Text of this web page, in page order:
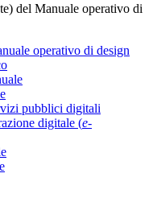
del Manuale operativo di
operativo di design
pubblici digitali
digitale (e-